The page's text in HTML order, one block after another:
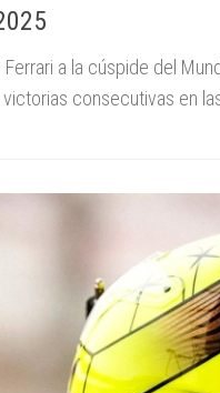
Ferrari a la cúspide del
consecutivas en